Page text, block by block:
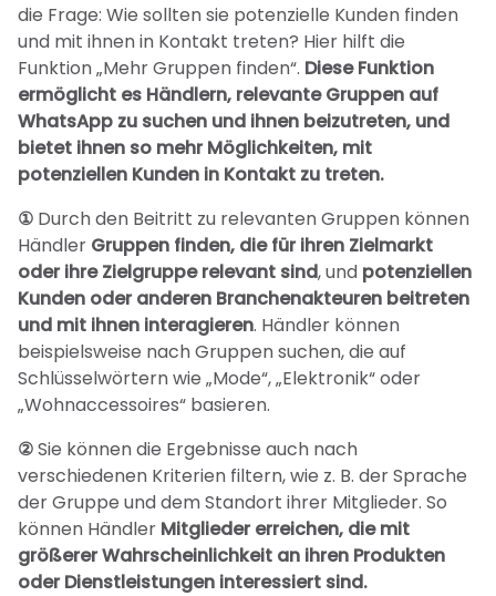
die Frage: Wie sollten sie potenzielle Kunden finden
und mit ihnen in Kontakt treten? Hier hilft die
Funktion „Mehr Gruppen finden“. Diese Funktion
ermöglicht es Händlern, relevante Gruppen auf
WhatsApp zu suchen und ihnen beizutreten, und
bietet ihnen so mehr Möglichkeiten, mit
potenziellen Kunden in Kontakt zu treten.
① Durch den Beitritt zu relevanten Gruppen können
Händler Gruppen finden, die für ihren Zielmarkt
oder ihre Zielgruppe relevant sind, und potenziellen
Kunden oder anderen Branchenakteuren beitreten
und mit ihnen interagieren. Händler können
beispielsweise nach Gruppen suchen, die auf
Schlüsselwörtern wie „Mode“, „Elektronik“ oder
„Wohnaccessoires“ basieren.
②Sie können die Ergebnisse auch nach
verschiedenen Kriterien filtern, wie z. B. der Sprache
der Gruppe und dem Standort ihrer Mitglieder. So
können Händler Mitglieder erreichen, die mit
größerer Wahrscheinlichkeit an ihren Produkten
oder Dienstleistungen interessiert sind.